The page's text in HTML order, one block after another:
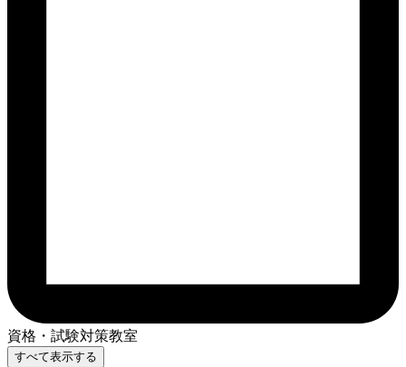
資格・試験対策教室
すべて表示する